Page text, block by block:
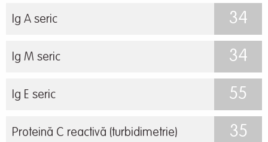
Ig A seric 34
Ig M seric 34
Ig E seric 55
Proteină C reactivă (turbidimetrie) 35